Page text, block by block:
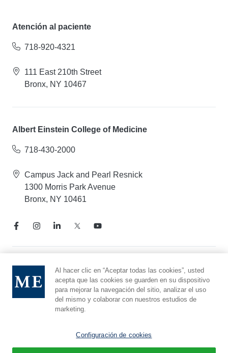
Atención al paciente
718-920-4321
111 East 210th Street
Bronx, NY 10467
Albert Einstein College of Medicine
718-430-2000
Campus Jack and Pearl Resnick
1300 Morris Park Avenue
Bronx, NY 10461
Aviso de prácticas de privacidad
Línea directa de cumplimiento
Denunciar maltrato
Preferencias de cookies
Al hacer clic en “Aceptar todas las cookies”, usted
acepta que las cookies se guarden en su dispositivo
para mejorar la navegación del sitio, analizar el uso
del mismo y colaborar con nuestros estudios de
marketing.
Configuración de cookies